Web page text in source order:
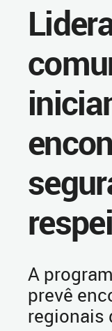
A
prevê
regionais